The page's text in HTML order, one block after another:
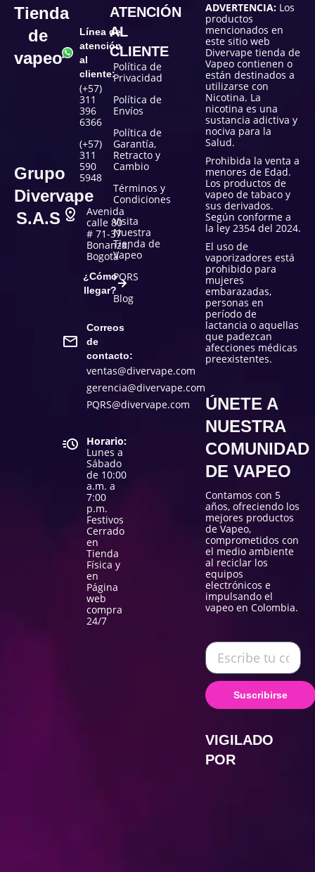
Tienda
de
vapeo
Grupo
Divervape
S.A.S
Línea de
atención
al
cliente:
(+57)
311
396
6366
(+57)
311
590
5948
Avenida
calle 80
# 71-37
Bonanza,
Bogotá
¿Cómo
llegar?
Correos
de
contacto:
ventas@divervape.com
gerencia@divervape.com
PQRS@divervape.com
Horario:
Lunes a
Sábado
de 10:00
a.m. a
7:00
p.m.
Festivos
Cerrado
en
Tienda
Física y
en
Página
web
compra
24/7
ATENCIÓN
AL
CLIENTE
Política de
Privacidad
Política de
Envíos
Política de
Garantía,
Retracto y
Cambio
Términos y
Condiciones
Visita
Nuestra
Tienda de
Vapeo
PQRS
Blog
ADVERTENCIA: Los
productos
mencionados en
este sitio web
Divervape tienda de
Vapeo contienen o
están destinados a
utilizarse con
Nicotina. La
nicotina es una
sustancia adictiva y
nociva para la
Salud.
Prohibida la venta a
menores de Edad.
Los productos de
vapeo de tabaco y
sus derivados.
Según conforme a
la ley 2354 del 2024.
El uso de
vaporizadores está
prohibido para
mujeres
embarazadas,
personas en
período de
lactancia o aquellas
que padezcan
afecciones médicas
preexistentes.
ÚNETE A
NUESTRA
COMUNIDAD
DE VAPEO
Contamos con 5
años, ofreciendo los
mejores productos
de Vapeo,
comprometidos con
el medio ambiente
al reciclar los
equipos
electrónicos e
impulsando el
vapeo en Colombia.
Suscribirse
VIGILADO
POR